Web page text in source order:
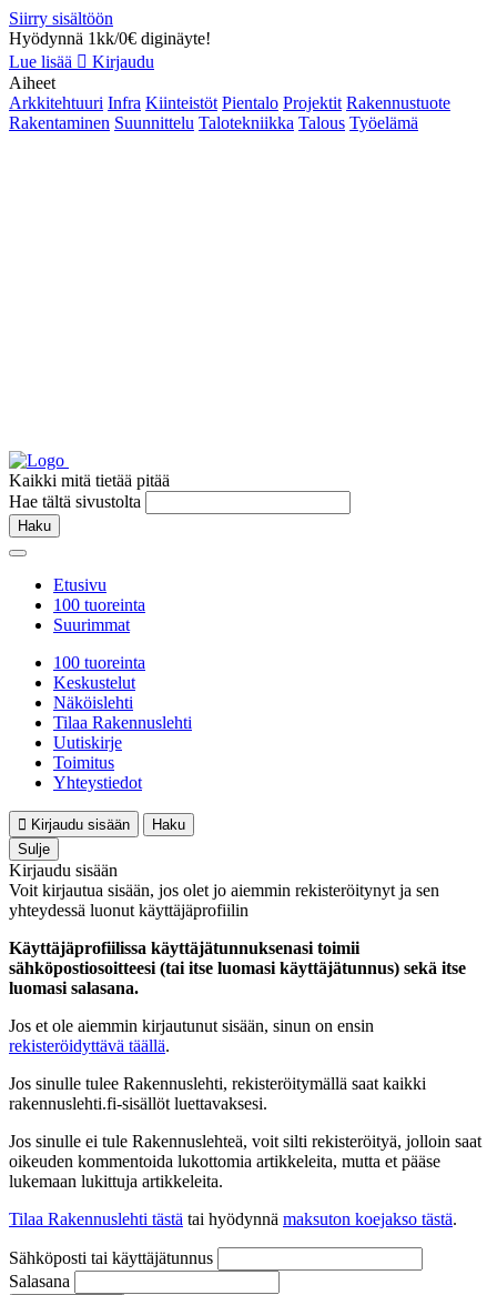
Siirry sisältöön
Hyödynnä 1kk/0€ diginäyte!
Lue lisää
Kirjaudu
Aiheet
Arkkitehtuuri Infra Kiinteistöt Pientalo Projektit Rakennustuote
Rakentaminen Suunnittelu Talotekniikka Talous Työelämä
Kaikki mitä tietää pitää
Hae tältä sivustolta
Haku
Etusivu
100 tuoreinta
Suurimmat
100 tuoreinta
Keskustelut
Näköislehti
Tilaa Rakennuslehti
Uutiskirje
Toimitus
Yhteystiedot
Kirjaudu sisään
Haku
Sulje
Kirjaudu sisään
Voit kirjautua sisään, jos olet jo aiemmin rekisteröitynyt ja sen
yhteydessä luonut käyttäjäprofiilin
Käyttäjäprofiilissa käyttäjätunnuksenasi toimii
sähköpostiosoitteesi (tai itse luomasi käyttäjätunnus) sekä itse
luomasi salasana.
Jos et ole aiemmin kirjautunut sisään, sinun on ensin
rekisteröidyttävä täällä.
Jos sinulle tulee Rakennuslehti, rekisteröitymällä saat kaikki
rakennuslehti.fi-sisällöt luettavaksesi.
Jos sinulle ei tule Rakennuslehteä, voit silti rekisteröityä, jolloin saat
oikeuden kommentoida lukottomia artikkeleita, mutta et pääse
lukemaan lukittuja artikkeleita.
Tilaa Rakennuslehti tästä tai hyödynnä maksuton koejakso tästä.
Sähköposti tai käyttäjätunnus
Salasana